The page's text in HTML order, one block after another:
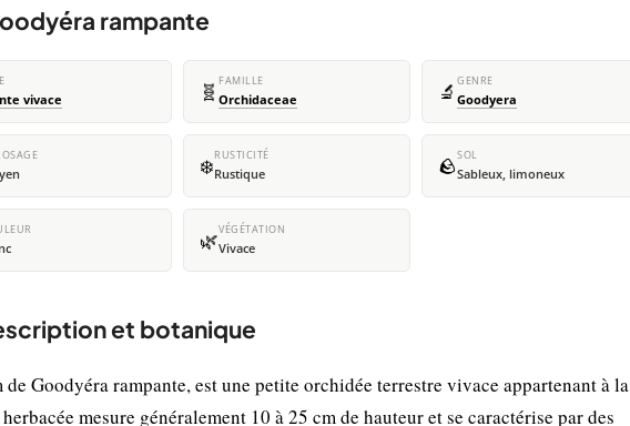
rampante
vivace 🧬 FAMILLE
Orchidaceae 🔬 GENRE
Goodyera
❄️RUSTICITÉ
Rustique 🪨SOL
Sableux, limoneux
🌿VÉGÉTATION
Vivace
et botanique
Goodyéra rampante, est une petite orchidée terrestre vivace appartenant à la
mesure généralement 10 à 25 cm de hauteur et se caractérise par des